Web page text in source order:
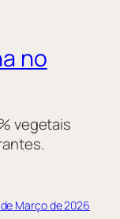
no
vegetais
Março de 2026